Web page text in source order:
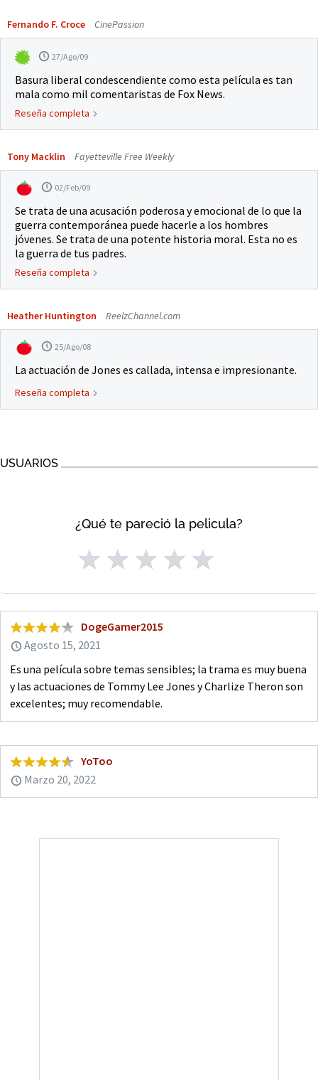
Fernando F. Croce CinePassion
27/Ago/09
Basura liberal condescendiente como esta película es tan
mala como mil comentaristas de Fox News.
Reseña completa
Tony Macklin Fayetteville Free Weekly
02/Feb/09
Se trata de una acusación poderosa y emocional de lo que la
guerra contemporánea puede hacerle a los hombres
jóvenes. Se trata de una potente historia moral. Esta no es
la guerra de tus padres.
Reseña completa
Heather Huntington ReelzChannel.com
25/Ago/08
La actuación de Jones es callada, intensa e impresionante.
Reseña completa
USUARIOS
¿Qué te pareció la pelicula?
DogeGamer2015
Agosto 15, 2021
Es una película sobre temas sensibles; la trama es muy buena
y las actuaciones de Tommy Lee Jones y Charlize Theron son
excelentes; muy recomendable.
YoToo
Marzo 20, 2022